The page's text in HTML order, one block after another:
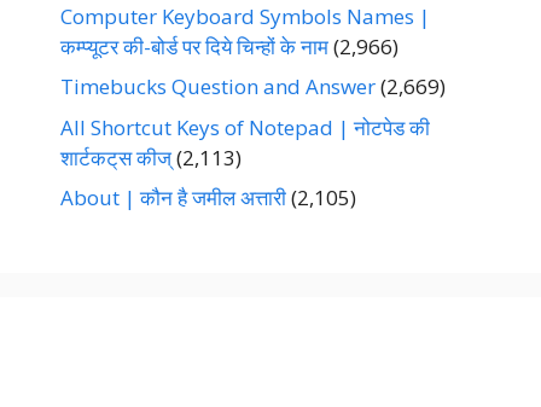
Computer Keyboard Symbols Names |
कम्प्यूटर की-बोर्ड पर दिये चिन्हों के नाम(2,966)
Timebucks Question and Answer(2,669)
All Shortcut Keys of Notepad | नोटपेड की
शार्टकट्‌स कीज्‌(2,113)
About | कौन है जमील अत्तारी(2,105)